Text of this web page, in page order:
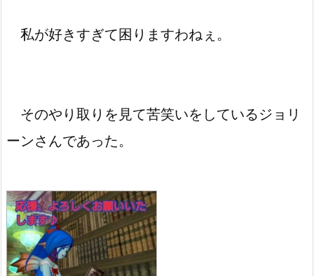
私が好きすぎて困りますわねぇ。
そのやり取りを見て苦笑いをしているジョリ
ーンさんであった。